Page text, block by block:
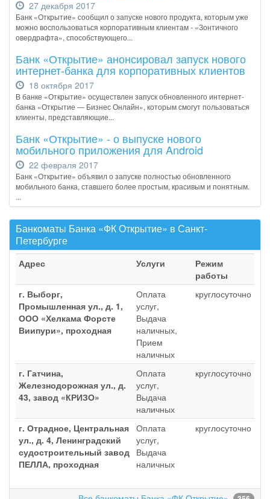
27 декабря 2017
Банк «Открытие» сообщил о запуске нового продукта, которым уже
можно воспользоваться корпоративным клиентам - «Зонтичного
овердрафта», способствующего...
Банк «Открытие» анонсировал запуск нового
интернет-банка для корпоративных клиентов
18 октября 2017
В банке «Открытие» осуществлен запуск обновленного интернет-
банка «Открытие — Бизнес Онлайн», которым смогут пользоваться
клиенты, представляющие...
Банк «Открытие» - о выпуске нового
мобильного приложения для Android
22 февраля 2017
Банк «Открытие» объявил о запуске полностью обновленного
мобильного банка, ставшего более простым, красивым и понятным.
...
Банкоматы Банка «ФК Открытие» в Санкт-
Петербурге
Адрес Услуги
Режим
работы
г. Выборг,
Промышленная ул., д. 1,
ООО «Хелкама Форсте
Виипури», проходная
Оплата
услуг,
Выдача
наличных,
Прием
наличных
круглосуточно
г. Гатчина,
Железнодорожная ул., д.
43, завод «КРИЗО»
Оплата
услуг,
Выдача
наличных
круглосуточно
г. Отрадное, Центральная
ул., д. 4, Ленинградский
судостроительный завод
ПЕЛЛА, проходная
Оплата
услуг,
Выдача
наличных
круглосуточно